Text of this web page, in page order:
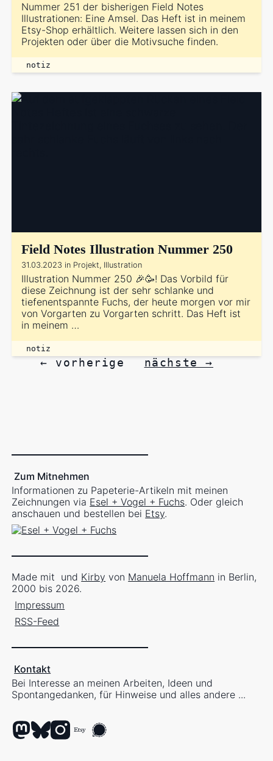
Nummer 251 der bisherigen Field Notes
Illustrationen: Eine Amsel. Das Heft ist in meinem
Etsy-Shop erhältlich. Weitere lassen sich in den
Projekten oder über die Motivsuche finden.
notiz
Field Notes Illustration Nummer 250
31.03.2023 in Projekt, Illustration
Illustration Nummer 250 🎉🥳! Das Vorbild für
diese Zeichnung ist der sehr schlanke und
tiefenentspannte Fuchs, der heute morgen vor mir
von Vorgarten zu Vorgarten schritt. Das Heft ist
in meinem …
notiz
← vorherige nächste →
Zum Mitnehmen
Informationen zu Papeterie-Artikeln mit meinen
Zeichnungen via Esel + Vogel + Fuchs. Oder gleich
anschauen und bestellen bei Etsy.
Made mit und Kirby von Manuela Hoffmann in Berlin,
2000 bis 2026.
Impressum
RSS-Feed
Kontakt
Bei Interesse an meinen Arbeiten, Ideen und
Spontangedanken, für Hinweise und alles andere ...